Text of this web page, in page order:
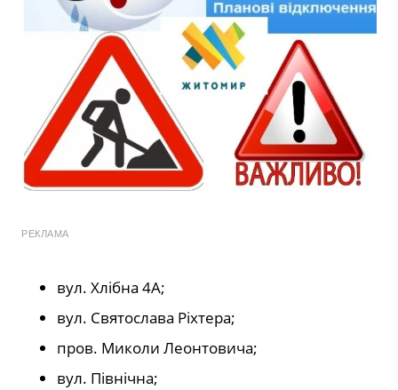
РЕКЛАМА
вул. Хлібна 4А;
вул. Святослава Ріхтера;
пров. Миколи Леонтовича;
вул. Північна;